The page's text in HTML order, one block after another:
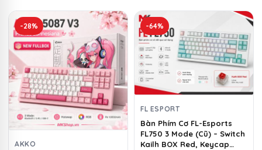
-28%
AKKO
-64%
FL ESPORT
Bàn Phím Cơ FL-Esports
FL750 3 Mode (Cũ) – Switch
Kailh BOX Red, Keycap